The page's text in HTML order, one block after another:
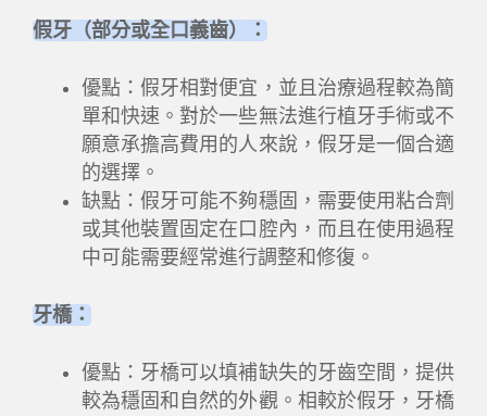
假牙（部分或全口義齒）：
優點：假牙相對便宜，並且治療過程較為簡
單和快速。對於一些無法進行植牙手術或不
願意承擔高費用的人來說，假牙是一個合適
的選擇。
缺點：假牙可能不夠穩固，需要使用粘合劑
或其他裝置固定在口腔內，而且在使用過程
中可能需要經常進行調整和修復。
牙橋：
優點：牙橋可以填補缺失的牙齒空間，提供
較為穩固和自然的外觀。相較於假牙，牙橋